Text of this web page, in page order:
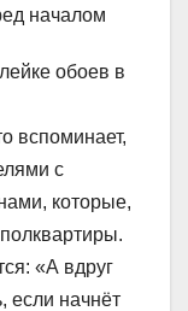
началом
обоев в
вспоминает,
с
которые,
«А вдруг
если начнёт